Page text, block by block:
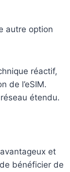
autre option
réactif,
de l’eSIM.
étendu.
et
bénéficier de